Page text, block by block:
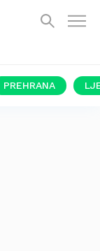
PREHRANA